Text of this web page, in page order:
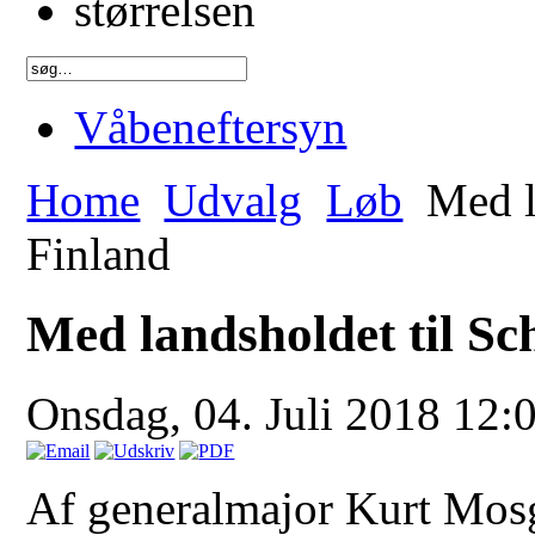
Våbeneftersyn
Home Udvalg Løb Med
Finland
Med landsholdet til
Onsdag, 04. Juli 2018
Af generalmajor Kurt